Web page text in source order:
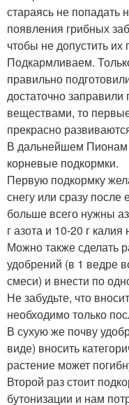
стараясь не попадать
появления грибных
чтобы не допустить их
Подкармливаем.
правильно
достаточно
веществами, то
прекрасно
В дальнейшем Пионам
корневые подкормки.
Первую подкормку
снегу или сразу
больше всего нужны
г азота и 10-20 г калия
Можно также сделать
удобрений (в 1 ведре
смеси) и внести по
Не забудьте, что
необходимо только
В сухую же почву
виде) вносить
растение может
Второй раз стоит
бутонизации и нам